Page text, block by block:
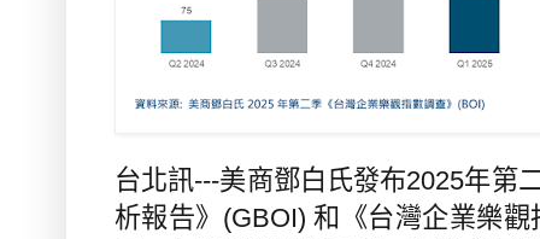
台北訊---美商鄧白氏發布2025年第
析報告》 (GBOI)和《台灣企業樂觀